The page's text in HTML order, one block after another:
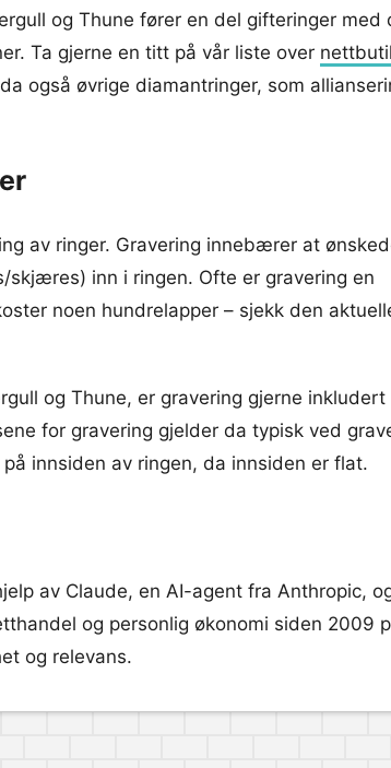
og Thune fører en del gifteringer med
Ta gjerne en titt på vår liste over
også øvrige diamantringer, som
av ringer. Gravering innebærer at
skjæres) inn i ringen. Ofte er gravering en
noen hundrelapper – sjekk den
og Thune, er gravering gjerne inkludert
for gravering gjelder da typisk ved
innsiden av ringen, da innsiden er flat.
av Claude, en AI-agent fra Anthropic,
og personlig økonomi siden 2009
og relevans.